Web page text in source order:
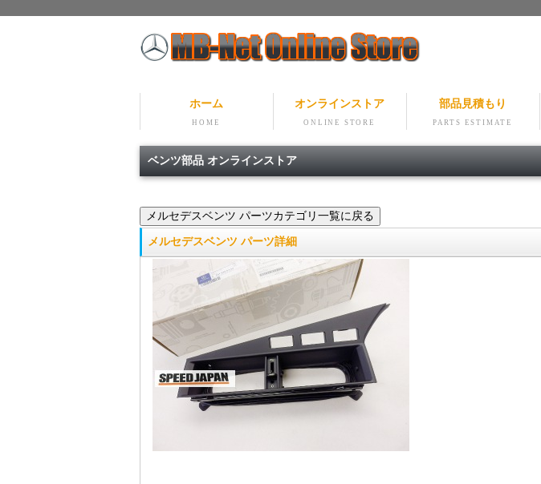
ホーム
HOME
オンラインストア
ONLINE STORE
部品見積もり
PARTS ESTIMATE
ベンツ部品 オンラインストア
メルセデスベンツ パーツ詳細